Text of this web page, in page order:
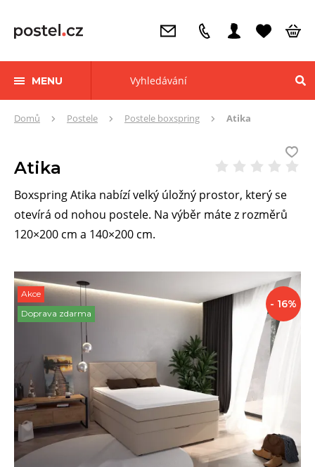
MENU
ZdeDomů Postele Postele boxspring Atika
Atika
Boxspring Atika nabízí velký úložný prostor, který se
otevírá od nohou postele. Na výběr máte z rozměrů
120×200 cm a 140×200 cm.
Akce
Doprava zdarma
Slevy
a
- 16%